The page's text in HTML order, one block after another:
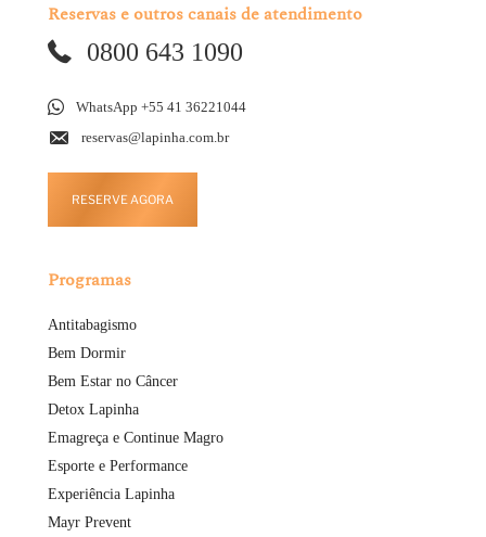
Reservas e outros canais de atendimento
0800 643 1090
WhatsApp +55 41 36221044
reservas@lapinha.com.br
RESERVE AGORA
Programas
Antitabagismo
Bem Dormir
Bem Estar no Câncer
Detox Lapinha
Emagreça e Continue Magro
Esporte e Performance
Experiência Lapinha
Mayr Prevent